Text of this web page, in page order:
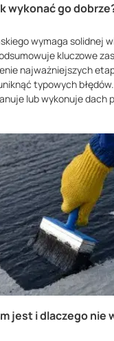
wykonać go
wymaga solidnej
kluczowe
najważniejszych
typowych
lub wykonuje dach
jest i dlaczego nie